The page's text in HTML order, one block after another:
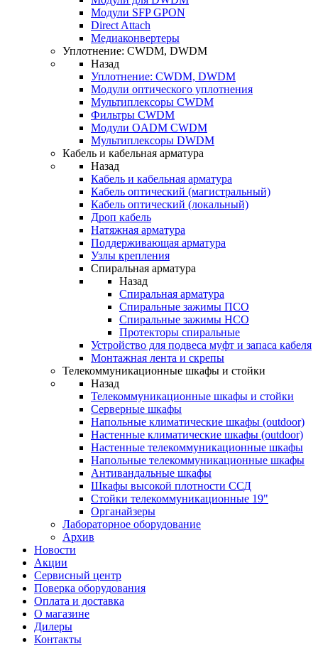
Модули SFP GPON
Direct Attach
Медиаконвертеры
Уплотнение: CWDM, DWDM
Назад
Уплотнение: CWDM, DWDM
Модули оптического уплотнения
Мультиплексоры CWDM
Фильтры CWDM
Модули OADM CWDM
Мультиплексоры DWDM
Кабель и кабельная арматура
Назад
Кабель и кабельная арматура
Кабель оптический (магистральный)
Кабель оптический (локальный)
Дроп кабель
Натяжная арматура
Поддерживающая арматура
Узлы крепления
Спиральная арматура
Назад
Спиральная арматура
Спиральные зажимы ПСО
Спиральные зажимы НСО
Протекторы спиральные
Устройство для подвеса муфт и запаса кабеля
Монтажная лента и скрепы
Телекоммуникационные шкафы и стойки
Назад
Телекоммуникационные шкафы и стойки
Серверные шкафы
Напольные климатические шкафы (outdoor)
Настенные климатические шкафы (outdoor)
Настенные телекоммуникационные шкафы
Напольные телекоммуникационные шкафы
Антивандальные шкафы
Шкафы высокой плотности ССД
Стойки телекоммуникационные 19"
Органайзеры
Лабораторное оборудование
Архив
Новости
Акции
Сервисный центр
Поверка оборудования
Оплата и доставка
О магазине
Дилеры
Контакты